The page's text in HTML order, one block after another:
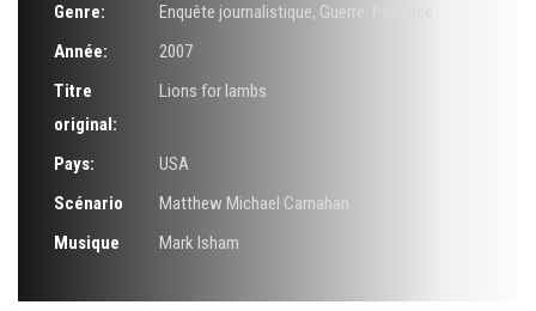
Genre:
Enquête journalistique, Guerre
Année:
2007
Titre
original:
Lions for lambs
Pays:
USA
Scénario
Matthew Michael Carnahan
Musique
Mark Isham